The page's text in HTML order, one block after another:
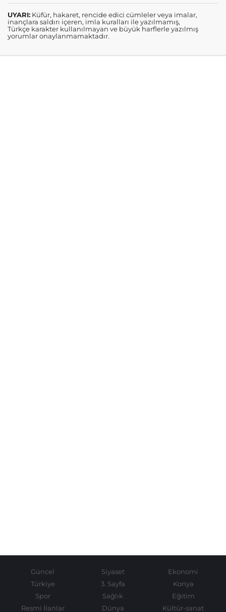
UYARI: Küfür, hakaret, rencide edici cümleler veya imalar,
inançlara saldırı içeren, imla kuralları ile yazılmamış,
Türkçe karakter kullanılmayan ve büyük harflerle yazılmış
yorumlar onaylanmamaktadır.
Güncel Siyaset
Ekonomi
Türkiye
3. Sayfa
Konya
Spor
Sağlık
Eğitim
Resmi İlanlar
Dünya Kültür-sanat